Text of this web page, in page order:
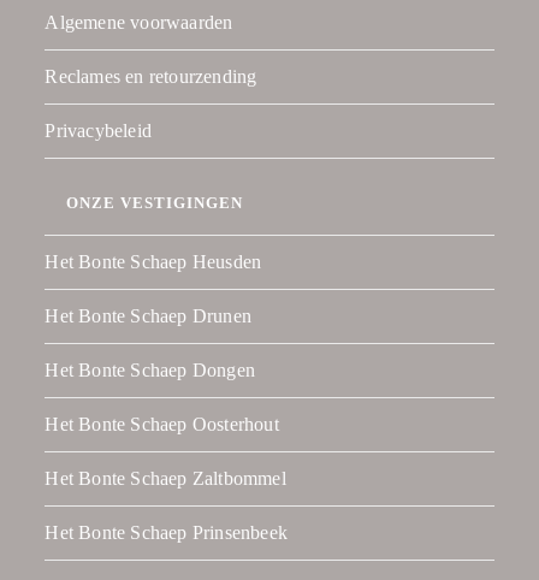
Algemene voorwaarden
Reclames en retourzending
Privacybeleid
ONZE VESTIGINGEN
Het Bonte Schaep Heusden
Het Bonte Schaep Drunen
Het Bonte Schaep Dongen
Het Bonte Schaep Oosterhout
Het Bonte Schaep Zaltbommel
Het Bonte Schaep Prinsenbeek